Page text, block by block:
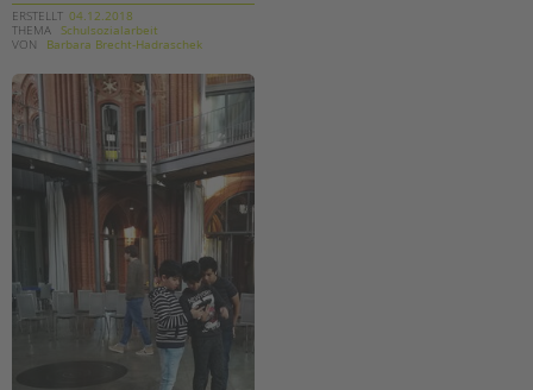
ERSTELLT 04.12.2018
THEMA Schulsozialarbeit
VON
Barbara Brecht-Hadraschek